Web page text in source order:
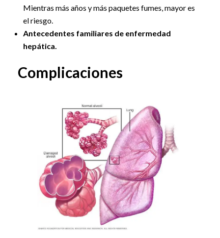
Mientras más años y más paquetes fumes, mayor es
el riesgo.
Antecedentes familiares de enfermedad
hepática.
Complicaciones